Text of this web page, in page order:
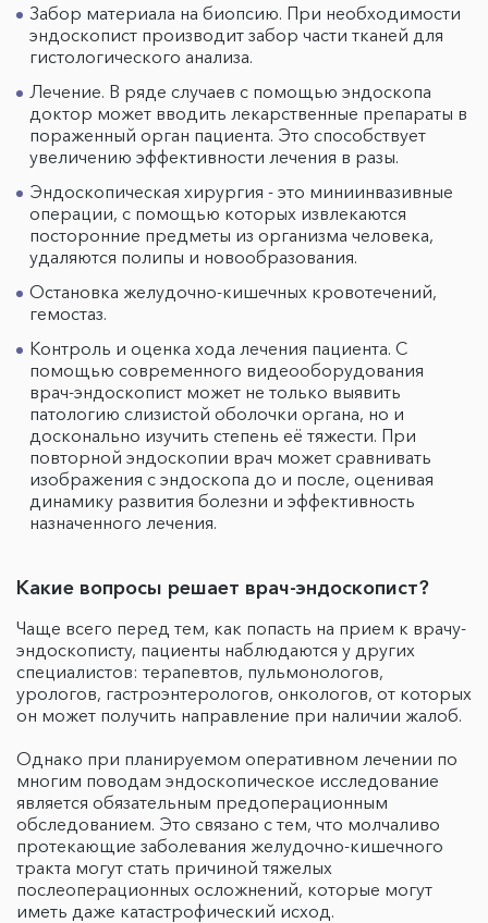
Забор материала на биопсию. При необходимости
эндоскопист производит забор части тканей для
гистологического анализа.
Лечение. В ряде случаев с помощью эндоскопа
доктор может вводить лекарственные препараты в
пораженный орган пациента. Это способствует
увеличению эффективности лечения в разы.
Эндоскопическая хирургия - это миниинвазивные
операции, с помощью которых извлекаются
посторонние предметы из организма человека,
удаляются полипы и новообразования.
Остановка желудочно-кишечных кровотечений,
гемостаз.
Контроль и оценка хода лечения пациента. С
помощью современного видеооборудования
врач-эндоскопист может не только выявить
патологию слизистой оболочки органа, но и
досконально изучить степень её тяжести. При
повторной эндоскопии врач может сравнивать
изображения с эндоскопа до и после, оценивая
динамику развития болезни и эффективность
назначенного лечения.
Какие вопросы решает врач-эндоскопист?
Чаще всего перед тем, как попасть на прием к врачу-
эндоскописту, пациенты наблюдаются у других
специалистов: терапевтов, пульмонологов,
урологов, гастроэнтерологов, онкологов, от которых
он может получить направление при наличии жалоб.
Однако при планируемом оперативном лечении по
многим поводам эндоскопическое исследование
является обязательным предоперационным
обследованием. Это связано с тем, что молчаливо
протекающие заболевания желудочно-кишечного
тракта могут стать причиной тяжелых
послеоперационных осложнений, которые могут
иметь даже катастрофический исход.